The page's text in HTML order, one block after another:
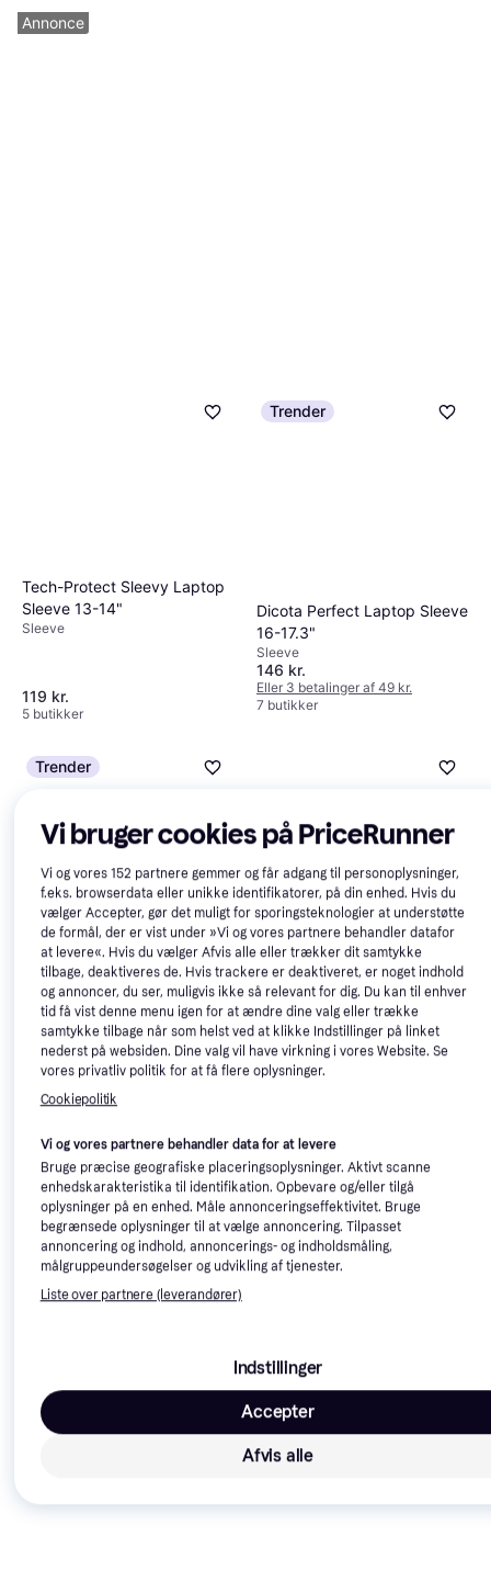
Tech-Protect Sleevy Laptop
Sleeve 13-14"
Sleeve
119 kr.
5 butikker
Trender
Dicota Perfect Laptop Sleeve
16-17.3"
Sleeve
146 kr.
Eller 3 betalinger af 49 kr.
7 butikker
Trender
Belkin B2B075-C00 4.5
Sleeve
167 kr.
Eller 3 betalinger af 56 kr.
9+ butikker
Tech-Protect Sleevy Laptop
Sleeve 13-14 in Blå
Sleeve
101 kr.
Eller 3 betalinger af 34 kr.
4 butikker
Trender
Tech-Protect Puffy MacBook
Gear by Carl Douglas Laptop
148 kr.
9+ butikker
Annonce
Vi bruger cookies på PriceRunner
Vi og vores 152 partnere gemmer og får adgang til personoplysninger,
f.eks. browserdata eller unikke identifikatorer, på din enhed. Hvis du
vælger Accepter, gør det muligt for sporingsteknologier at understøtte
de formål, der er vist under »Vi og vores partnere behandler datafor
at levere«. Hvis du vælger Afvis alle eller trækker dit samtykke
tilbage, deaktiveres de. Hvis trackere er deaktiveret, er noget indhold
og annoncer, du ser, muligvis ikke så relevant for dig. Du kan til enhver
tid få vist denne menu igen for at ændre dine valg eller trække
samtykke tilbage når som helst ved at klikke Indstillinger på linket
nederst på websiden. Dine valg vil have virkning i vores Website. Se
vores privatliv politik for at få flere oplysninger.
Cookiepolitik
Vi og vores partnere behandler data for at levere
Bruge præcise geografiske placeringsoplysninger. Aktivt scanne
enhedskarakteristika til identifikation. Opbevare og/eller tilgå
oplysninger på en enhed. Måle annonceringseffektivitet. Bruge
begrænsede oplysninger til at vælge annoncering. Tilpasset
annoncering og indhold, annoncerings- og indholdsmåling,
målgruppeundersøgelser og udvikling af tjenester.
Liste over partnere (leverandører)
Indstillinger
Afvis alle
Accepter